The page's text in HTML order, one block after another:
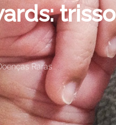
Raras